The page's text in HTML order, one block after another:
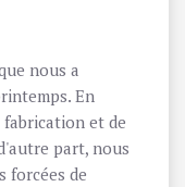
nous a
En
et de
part, nous
forcées de